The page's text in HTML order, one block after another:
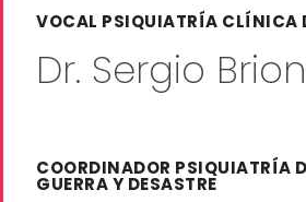
VOCAL PSIQUIATRÍA CLÍNICA
Dr. Sergio
COORDINADOR PSIQUIATRÍA
GUERRA Y DESASTRE